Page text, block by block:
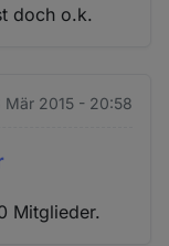
doch o.k.
Mär 2015 - 20:58
Mitglieder.